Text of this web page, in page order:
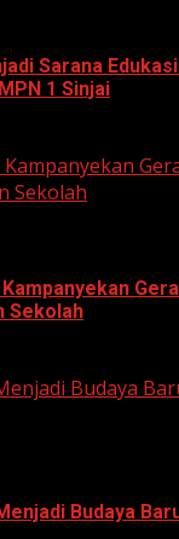
Sarana
1 Sinjai
Kampanyekan
Sekolah
Sekolah
Budaya
Budaya